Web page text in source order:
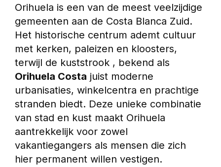
Orihuela is een van de meest veelzijdige
gemeenten aan de Costa Blanca Zuid.
Het historische centrum ademt cultuur
met kerken, paleizen en kloosters,
terwijl de kuststrook , bekend als
Orihuela Costa juist moderne
urbanisaties, winkelcentra en prachtige
stranden biedt. Deze unieke combinatie
van stad en kust maakt Orihuela
aantrekkelijk voor zowel
vakantiegangers als mensen die zich
hier permanent willen vestigen.